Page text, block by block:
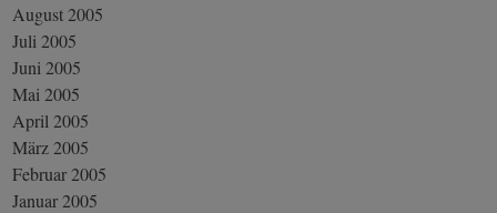
August 2005
Juli 2005
Juni 2005
Mai 2005
April 2005
März 2005
Februar 2005
Januar 2005